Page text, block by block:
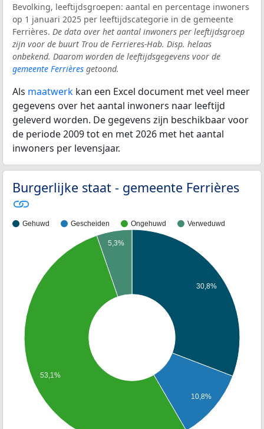
Bevolking, leeftijdsgroepen: aantal en percentage inwoners
op 1 januari 2025 per leeftijdscategorie in de gemeente
Ferrières. De data over het aantal inwoners per leeftijdsgroep
zijn voor de buurt Trou de Ferrieres-Hab. Disp. helaas
onbekend. Daarom worden de leeftijdsgegevens voor de
gemeente Ferrières getoond.
Als maatwerk kan een Excel document met veel meer
gegevens over het aantal inwoners naar leeftijd
geleverd worden. De gegevens zijn beschikbaar voor
de periode 2009 tot en met 2026 met het aantal
inwoners per levensjaar.
Burgerlijke staat - gemeente Ferrières
Gehuwd Gescheiden Ongehuwd Verweduwd
30,8%
10,8%
5,3%
53,1%